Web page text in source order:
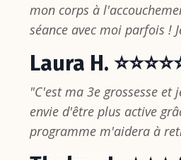
mon corps à
séance avec moi parfois !
Laura H.
"C'est ma 3e grossesse
envie d'être plus active
programme m'aidera à